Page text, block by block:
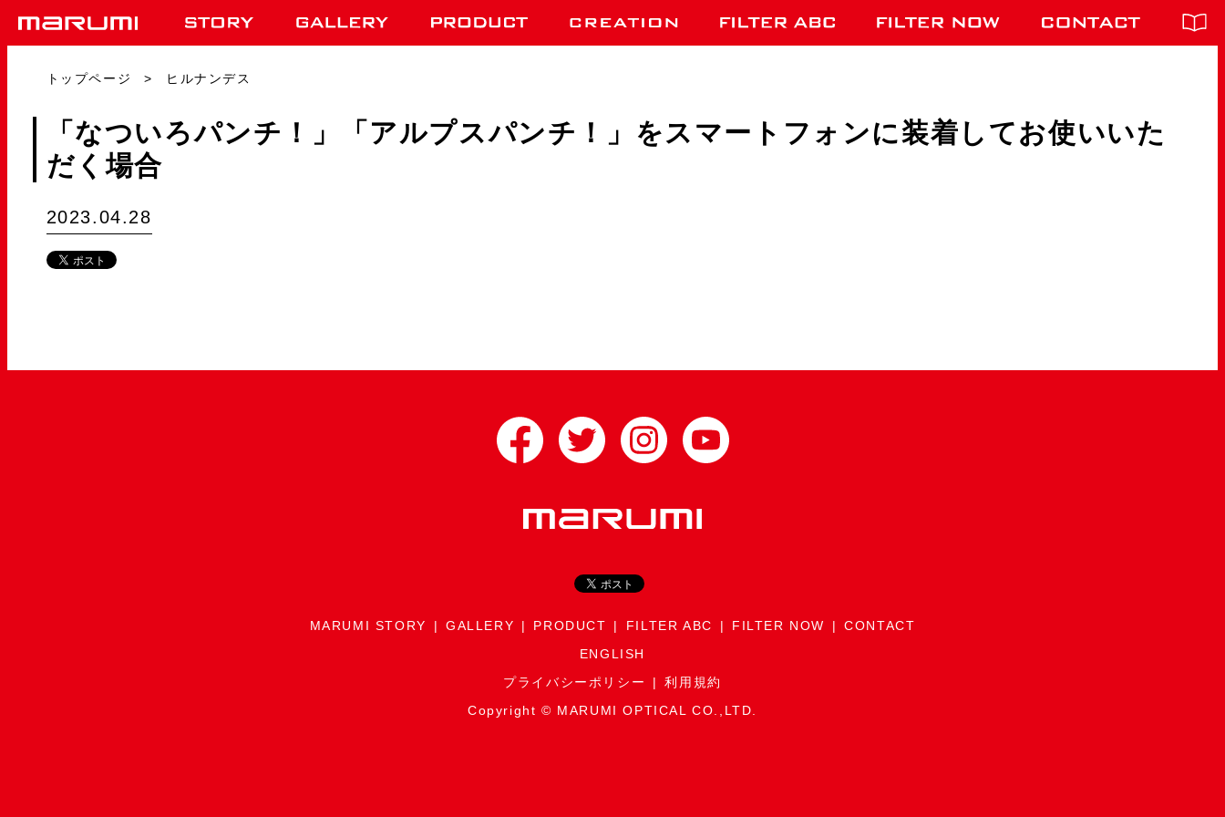
トップページ ヒルナンデス
「なついろパンチ！」「アルプスパンチ！」をスマートフォンに装着してお使いいた
だく場合
2023.04.28
MARUMI STORY GALLERY PRODUCT FILTER ABC FILTER NOW
CONTACT
ENGLISH
プライバシーポリシー
利用規約
Copyright © MARUMI OPTICAL CO.,LTD.